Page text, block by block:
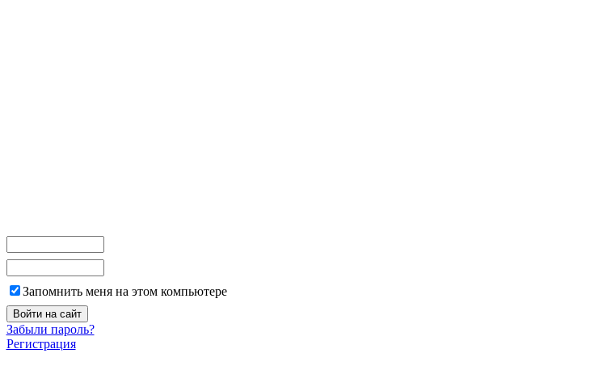
Запомнить меня на этом компьютере
Забыли пароль?
Регистрация